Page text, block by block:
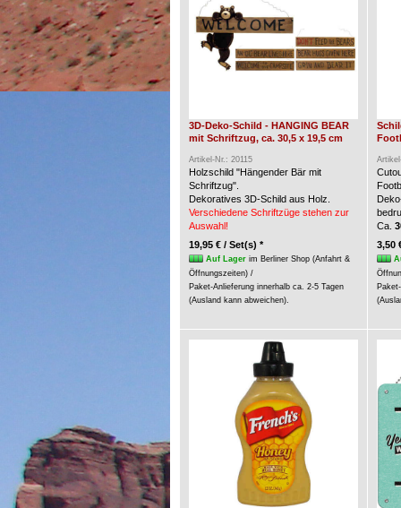
3D-Deko-Schild - HANGING BEAR
mit Schriftzug, ca. 30,5 x 19,5 cm
Artikel-Nr.: 20115
Holzschild "Hängender Bär mit
Schriftzug".
Dekoratives 3D-Schild aus Holz.
Verschiedene Schriftzüge stehen zur
Auswahl!
19,95 € / Set(s) *
Auf Lagerim Berliner Shop (Anfahrt &
Öffnungszeiten) /
Paket-Anlieferung innerhalb ca. 2-5 Tagen
(Ausland kann abweichen).
Ca.
3,50